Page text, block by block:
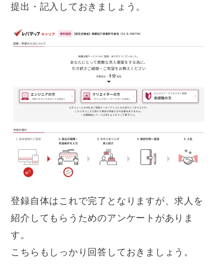
提出・記入しておきましょう。
登録自体はこれで完了となりますが、求人を
紹介してもらうためのアンケートがありま
す。
こちらもしっかり回答しておきましょう。